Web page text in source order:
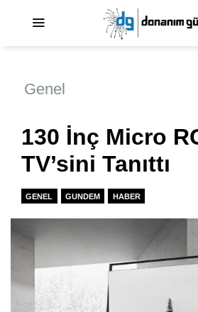
Genel
130 İnç Micro
TV’sini Tanıttı
GENEL GUNDEM HABER